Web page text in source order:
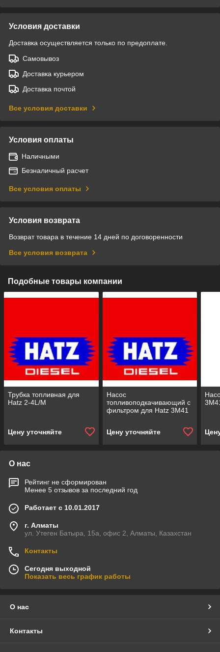
Условия доставки
Доставка осуществляется только по предоплате.
Самовывоз
Доставка курьером
Доставка почтой
Все условия доставки
Условия оплаты
Наличными
Безналичный расчет
Все условия оплаты
Условия возврата
Возврат товара в течение 14 дней по договоренности
Все условия возврата
Подобные товары компании
Трубка топливная для
Hatz 2-4L/M
Цену уточняйте
Насос
топливоподкачивающий с
фильтром для Hatz 3M41
Цену уточняйте
О нас
Рейтинг не сформирован
Менее 5 отзывов за последний год
Работает с 10.01.2017
г. Алматы
ул. Утеген Батыра, 15а, офис 2, Алматы, Казахстан
Контакты
Сегодня выходной
Показать весь график работы
О нас
Контакты